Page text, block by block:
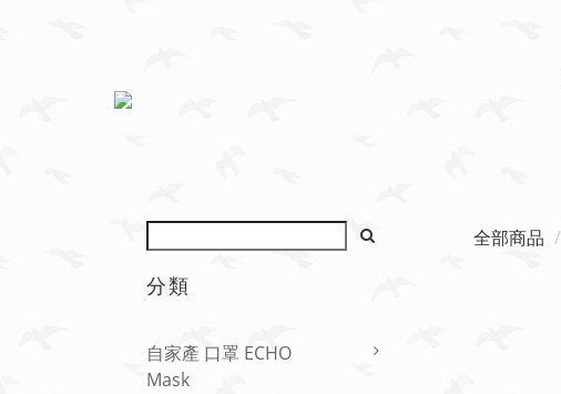
分類
自家產 口罩 ECHO
Mask
全部商品